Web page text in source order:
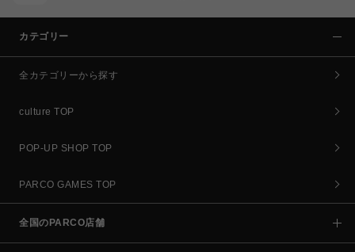
カテゴリー
全カテゴリーから探す
culture TOP
POP-UP SHOP TOP
PARCO GAMES TOP
全国のPARCO店舗